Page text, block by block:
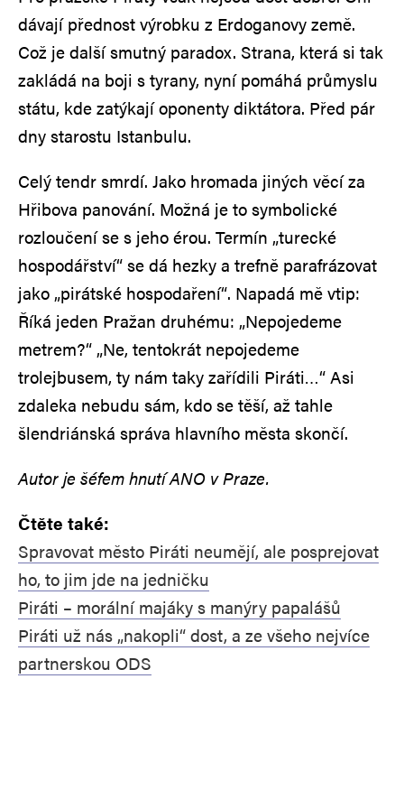
dávají přednost výrobku z Erdoganovy země.
Což je další smutný paradox. Strana, která si tak
zakládá na boji s tyrany, nyní pomáhá průmyslu
státu, kde zatýkají oponenty diktátora. Před pár
dny starostu Istanbulu.
Celý tendr smrdí. Jako hromada jiných věcí za
Hřibova panování. Možná je to symbolické
rozloučení se s jeho érou. Termín „turecké
hospodářství“ se dá hezky a trefně parafrázovat
jako „pirátské hospodaření“. Napadá mě vtip:
Říká jeden Pražan druhému: „Nepojedeme
metrem?“ „Ne, tentokrát nepojedeme
trolejbusem, ty nám taky zařídili Piráti…“ Asi
zdaleka nebudu sám, kdo se těší, až tahle
šlendriánská správa hlavního města skončí.
Autor je šéfem hnutí ANO v Praze.
Čtěte také:
Spravovat město Piráti neumějí, ale posprejovat
ho, to jim jde na jedničku
Piráti – morální majáky s manýry papalášů
Piráti už nás „nakopli“ dost, a ze všeho nejvíce
partnerskou ODS